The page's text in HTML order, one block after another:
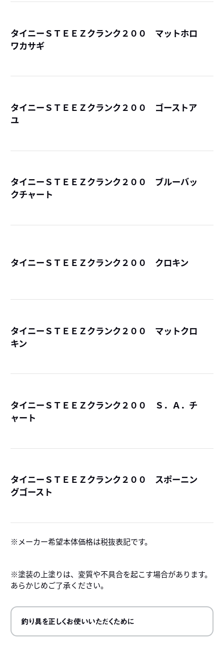
タイニーＳＴＥＥＺクランク２００ マットホロ
ワカサギ
タイニーＳＴＥＥＺクランク２００ ゴーストア
ユ
タイニーＳＴＥＥＺクランク２００ ブルーバッ
クチャート
タイニーＳＴＥＥＺクランク２００ クロキン
タイニーＳＴＥＥＺクランク２００ マットクロ
キン
タイニーＳＴＥＥＺクランク２００ Ｓ．Ａ．チ
ャート
タイニーＳＴＥＥＺクランク２００ スポーニン
グゴースト
メーカー希望本体価格は税抜表記です。
※塗装の上塗りは、変質や不具合を起こす場合があります。
あらかじめご了承ください。
釣り具を正しくお使いいただくために